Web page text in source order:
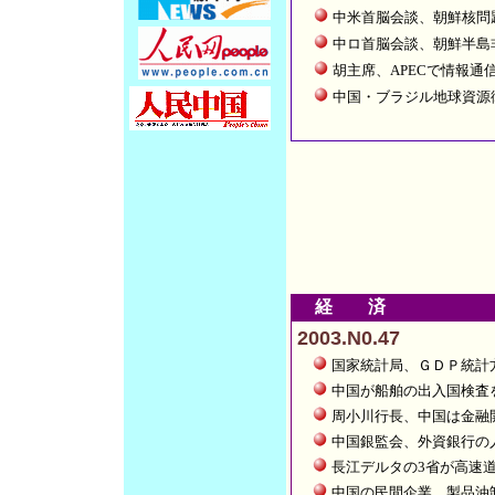
中米首脳会談、朝鮮核
中ロ首脳会談、朝鮮半
胡主席、APECで情報通
中国・ブラジル地球資源
経 済
2003.N0.47
国家統計局、ＧＤＰ統
中国が船舶の出入国検査
周小川行長、中国は金
中国銀監会、外資銀行
長江デルタの3省が高速